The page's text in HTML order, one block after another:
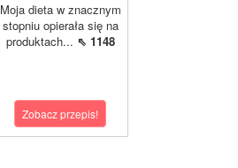
Moja dieta w znacznym
stopniu opierała się na
produktach... ⇖ 1148
Zobacz przepis!